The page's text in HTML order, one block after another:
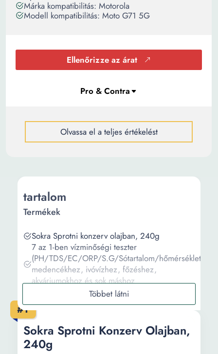
Márka kompatibilitás: Motorola
Modell kompatibilitás: Moto G71 5G
Ellenőrizze az árat
Olvassa el a teljes értékelést
#1
Sokra Sprotni Konzerv Olajban,
240g
tartalom
Termékek
Sokra Sprotni konzerv olajban, 240g
7 az 1-ben vízminőségi teszter
(PH/TDS/EC/ORP/S.G/Sótartalom/hőmérséklet)
medencékhez, ivóvízhez, főzéshez,
akváriumokhoz és sok máshoz
Kerékpáros szerszámkészlet, kicsi, kompakt,
sok funkcióval, Fekete
A burkolat kompatibilis a Motorola Moto G51
5G Billy modellel és sok Cow grim-mel,
szilikonnal, TPU-val, fordítva
A burkolat kompatibilis a Motorola Moto G71